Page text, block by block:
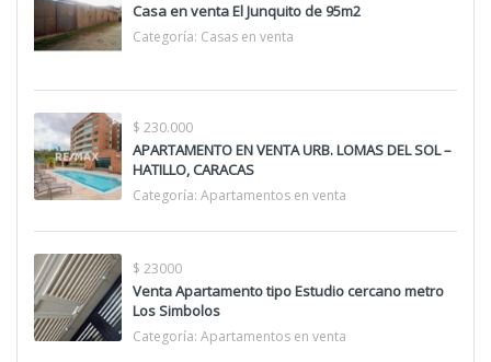
Casa en venta El Junquito de 95m2
Categoría: Casas en venta
$ 230.000
APARTAMENTO EN VENTA URB. LOMAS DEL SOL –
HATILLO, CARACAS
Categoría: Apartamentos en venta
$ 23000
Venta Apartamento tipo Estudio cercano metro
Los Simbolos
Categoría: Apartamentos en venta